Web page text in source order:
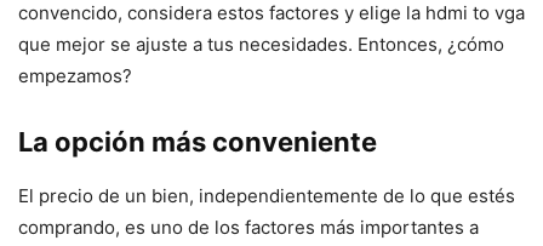
convencido, considera estos factores y elige la hdmi to vga
que mejor se ajuste a tus necesidades. Entonces, ¿cómo
empezamos?
La opción más conveniente
El precio de un bien, independientemente de lo que estés
comprando, es uno de los factores más importantes a